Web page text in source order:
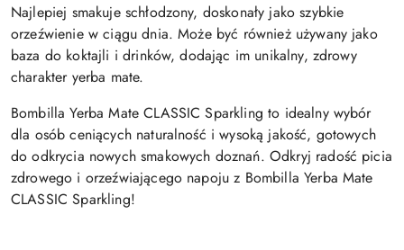
Najlepiej smakuje schłodzony, doskonały jako szybkie
orzeźwienie w ciągu dnia. Może być również używany jako
baza do koktajli i drinków, dodając im unikalny, zdrowy
charakter yerba mate.
Bombilla Yerba Mate CLASSIC Sparkling to idealny wybór
dla osób ceniących naturalność i wysoką jakość, gotowych
do odkrycia nowych smakowych doznań. Odkryj radość picia
zdrowego i orzeźwiającego napoju z Bombilla Yerba Mate
CLASSIC Sparkling!